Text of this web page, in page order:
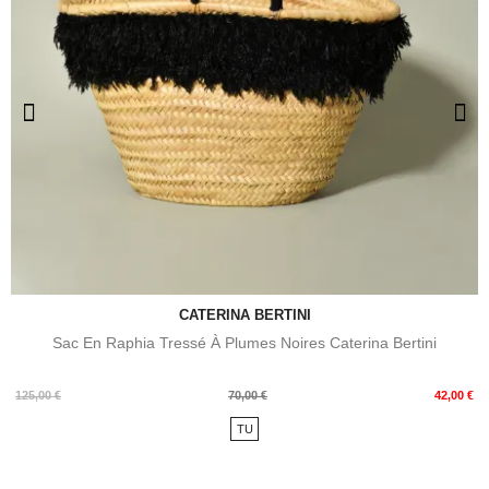
CATERINA BERTINI
Sac En Raphia Tressé À Plumes Noires Caterina Bertini
125,00 €
Prix
70,00 € 42,00 €
Prix
TU